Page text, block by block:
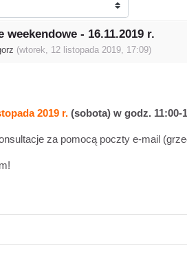
- 16.11.2019 r.
(wtorek, 12 listopada 2019, 17:09)
2019 r. (sobota) w godz. 11:00-
za pomocą poczty e-mail